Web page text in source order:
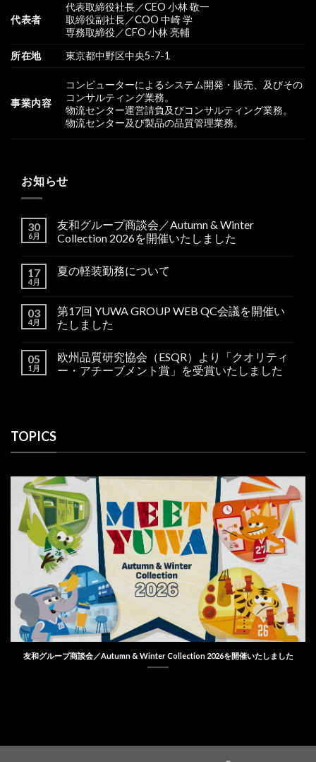
代表者
代表取締役社長／CEO 小林 敬一
取締役副社長／COO 中崎 学
専務取締役／CFO 小林 亮輔
所在地
東京都中野区中央5-7-1
事業内容
コンピューターによるシステム開発・販売、及びその
コンサルティング業務。
物流センター運営請負及びコンサルティング業務。
物流センター及び製品の品質管理業務。
お知らせ
30
6月
友和グループ商談会／Autumn & Winter
Collection 2026を開催いたしました
17
4月
夏の軽装勤務について
03
4月
第17回 YUWA GROUP WEB QC会議を開催い
たしました
05
1月
欧州品質研究協会（ESQR）より「クオリティ
ー・アチーブメント賞」を受賞いたしました
TOPICS
友和グループ商談会／Autumn & Winter Collection 2026を開催いたしました